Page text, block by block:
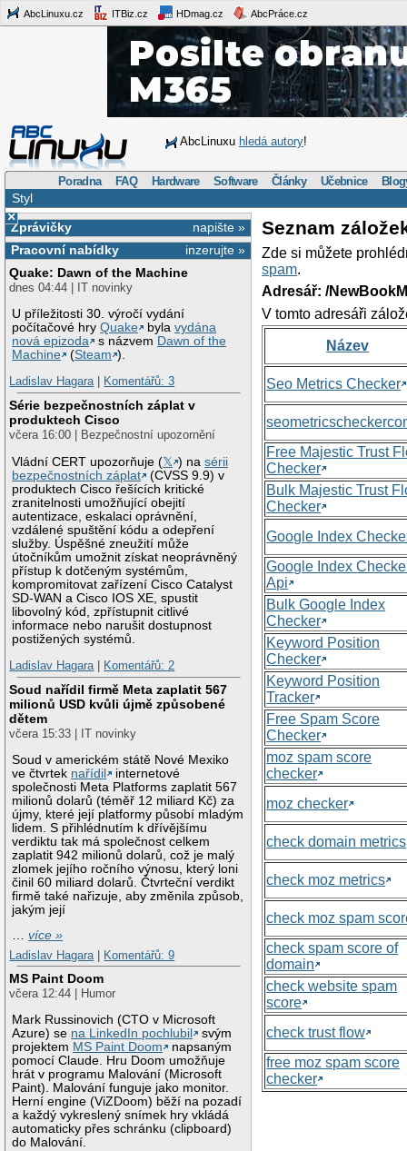
AbcLinuxu.cz ITBiz.cz HDmag.cz AbcPráce.cz
AbcLinuxu hledá autory!
Poradna FAQ Hardware Software Články Učebnice
Styl
×
napište »
Zprávičky
inzerujte »
Pracovní nabídky
Quake: Dawn of the Machine
dnes 04:44 | IT novinky
U příležitosti 30. výročí vydání
počítačové hryQuake bylavydána
nová epizoda
s názvem Dawn of the
Machine
(Steam ).
Ladislav Hagara| Komentářů: 3
Série bezpečnostních záplat v
produktech Cisco
včera 16:00 | Bezpečnostní upozornění
Vládní CERT upozorňuje (𝕏 ) nasérii
bezpečnostních záplat
(CVSS 9.9) v
produktech Cisco řešících kritické
zranitelnosti umožňující obejití
autentizace, eskalaci oprávnění,
vzdálené spuštění kódu a odepření
služby. Úspěšné zneužití může
útočníkům umožnit získat neoprávněný
přístup k dotčeným systémům,
kompromitovat zařízení Cisco Catalyst
SD-WAN a Cisco IOS XE, spustit
libovolný kód, zpřístupnit citlivé
informace nebo narušit dostupnost
postižených systémů.
Ladislav Hagara| Komentářů: 2
Soud nařídil firmě Meta zaplatit 567
milionů USD kvůli újmě způsobené
dětem
včera 15:33 | IT novinky
Soud v americkém státě Nové Mexiko
ve čtvrtek nařídil
internetové
společnosti Meta Platforms zaplatit 567
milionů dolarů (téměř 12 miliard Kč) za
újmy, které její platformy působí mladým
lidem. S přihlédnutím k dřívějšímu
verdiktu tak má společnost celkem
zaplatit 942 milionů dolarů, což je malý
zlomek jejího ročního výnosu, který loni
činil 60 miliard dolarů. Čtvrteční verdikt
firmě také nařizuje, aby změnila způsob,
jakým její
…více »
Ladislav Hagara
Komentářů: 9
MS Paint Doom
včera 12:44 | Humor
Mark Russinovich (CTO v Microsoft
Azure) se na LinkedIn pochlubil
svým
projektem MS Paint Doom
napsaným
pomocí Claude. Hru Doom umožňuje
hrát v programu Malování (Microsoft
Paint). Malování funguje jako monitor.
Herní engine (ViZDoom) běží na pozadí
a každý vykreslený snímek hry vkládá
automaticky přes schránku (clipboard)
do Malování.
Seznam
Zde si můžete
spam.
Adresář: /
V tomto adresáři
Název
Seo Metrics Checker
Free Majestic Trust
Checker
Bulk Majestic Trust
Checker
Google Index
Google Index
Api
Bulk Google Index
Checker
Keyword Position
Checker
Keyword Position
Tracker
Free Spam Score
Checker
moz spam score
checker
moz checker
check domain metrics
check moz metrics
check moz spam
check spam score of
domain
check website spam
score
check trust flow
free moz spam score
checker